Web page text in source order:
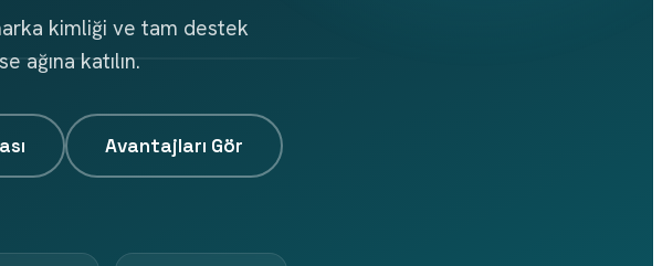
kimliği ve tam destek
ağına katılın.
Avantajları Gör